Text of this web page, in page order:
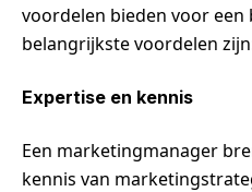
voordelen bieden voor een
belangrijkste voordelen
Expertise en kennis
Een marketingmanager
kennis van